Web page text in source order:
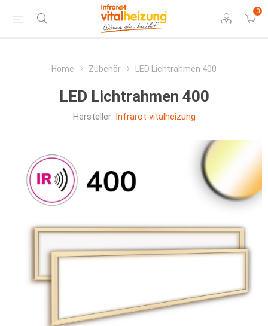
0
Home Zubehör LED Lichtrahmen 400
LED Lichtrahmen 400
Hersteller: Infrarot vitalheizung